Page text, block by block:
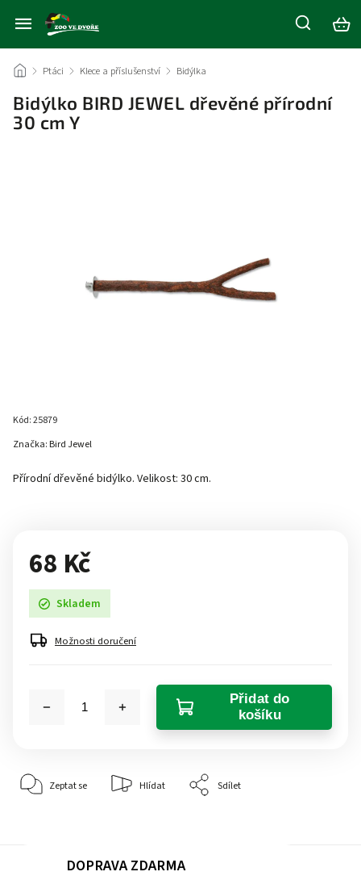
/ Ptáci / Klece a příslušenství / Bidýlka
Bidýlko BIRD JEWEL dřevěné přírodní
30 cm Y
Kód:25879
Přírodní dřevěné bidýlko. Velikost: 30 cm.
Značka: Bird Jewel
68 Kč
Skladem
Možnosti doručení
Přidat do
košíku
Zeptat se Hlídat Sdílet
DOPRAVA ZDARMA